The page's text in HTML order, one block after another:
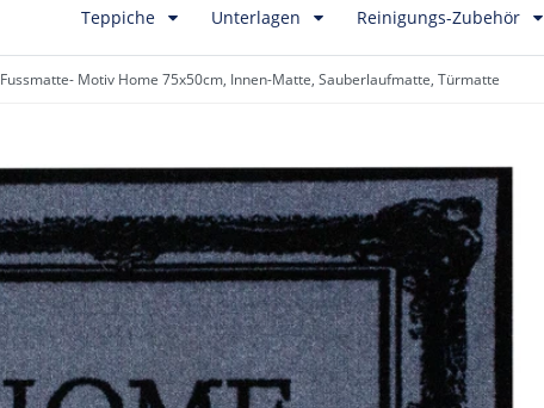
Teppiche Unterlagen Reinigungs-Zubehör
Fussmatte- Motiv Home 75x50cm, Innen-Matte, Sauberlaufmatte, Türmatte